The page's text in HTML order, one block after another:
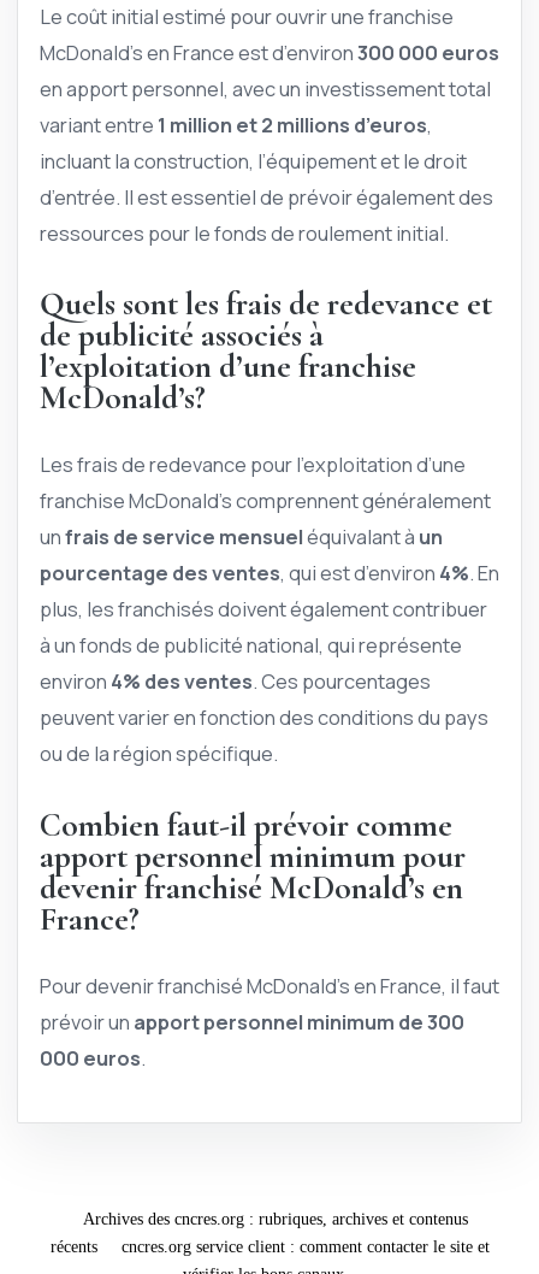
Le coût initial estimé pour ouvrir une franchise
McDonald’s en France est d’environ300 000 euros
en apport personnel, avec un investissement total
variant entre 1 million et 2 millions d’euros,
incluant la construction, l’équipement et le droit
d’entrée. Il est essentiel de prévoir également des
ressources pour le fonds de roulement initial.
Quels sont les frais de redevance et
de publicité associés à
l’exploitation d’une franchise
McDonald’s?
Les frais de redevance pour l’exploitation d’une
franchise McDonald’s comprennent généralement
unfrais de service mensueléquivalant à un
pourcentage des ventes, qui est d’environ 4%. En
plus, les franchisés doivent également contribuer
à un fonds de publicité national, qui représente
environ 4% des ventes. Ces pourcentages
peuvent varier en fonction des conditions du pays
ou de la région spécifique.
Combien faut-il prévoir comme
apport personnel minimum pour
devenir franchisé McDonald’s en
France?
Pour devenir franchisé McDonald’s en France, il faut
prévoir un apport personnel minimum de 300
000 euros.
Archives des cncres.org : rubriques, archives et contenus
récents
cncres.org service client : comment contacter le site et